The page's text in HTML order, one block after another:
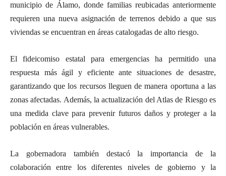
municipio de Álamo, donde familias reubicadas anteriormente
requieren una nueva asignación de terrenos debido a que sus
viviendas se encuentran en áreas catalogadas de alto riesgo.
El fideicomiso estatal para emergencias ha permitido una
respuesta más ágil y eficiente ante situaciones de desastre,
garantizando que los recursos lleguen de manera oportuna a las
zonas afectadas. Además, la actualización del Atlas de Riesgo es
una medida clave para prevenir futuros daños y proteger a la
población en áreas vulnerables.
La gobernadora también destacó la importancia de la
colaboración entre los diferentes niveles de gobierno y la